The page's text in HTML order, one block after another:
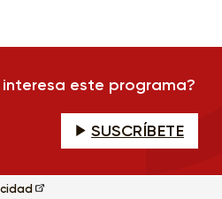
interesa este programa?
SUSCRÍBETE